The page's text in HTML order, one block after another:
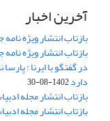
آخرین اخبار
بازتاب انتشار ویژه
بازتاب انتشار ویژه
در گفتگو با ایرنا :
دارد1402-08-30
بازتاب انتشار مجله
بازتاب انتشار مجله